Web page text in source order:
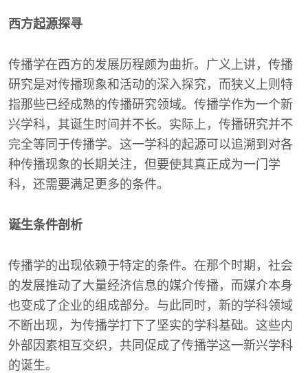
西方起源探寻
传播学在西方的发展历程颇为曲折。广义上讲，传播
研究是对传播现象和活动的深入探究，而狭义上则特
指那些已经成熟的传播研究领域。传播学作为一个新
兴学科，其诞生时间并不长。实际上，传播研究并不
完全等同于传播学。这一学科的起源可以追溯到对各
种传播现象的长期关注，但要使其真正成为一门学
科，还需要满足更多的条件。
诞生条件剖析
传播学的出现依赖于特定的条件。在那个时期，社会
的发展推动了大量经济信息的媒介传播，而媒介本身
也变成了企业的组成部分。与此同时，新的学科领域
不断出现，为传播学打下了坚实的学科基础。这些内
外部因素相互交织，共同促成了传播学这一新兴学科
的诞生。